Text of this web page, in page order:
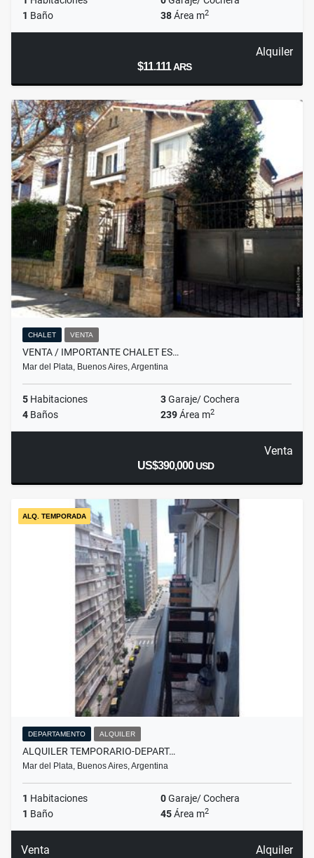
1 Baño 38Área m2
Alquiler
$11.111ARS
CHALET VENTA
VENTA / IMPORTANTE CHALET ES…
Mar del Plata, Buenos Aires, Argentina
5 Habitaciones 3Garaje/ Cochera
4 Baños 239Área m2
Venta
US$390,000USD
ALQ. TEMPORADA
DEPARTAMENTO ALQUILER
ALQUILER TEMPORARIO-DEPART…
Mar del Plata, Buenos Aires, Argentina
1 Habitaciones 0Garaje/ Cochera
1 Baño 45Área m2
Venta Alquiler